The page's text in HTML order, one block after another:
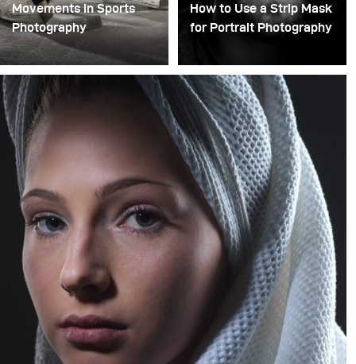
Movements in Sports
Photography
How to Use a Strip Mask
for Portrait Photography